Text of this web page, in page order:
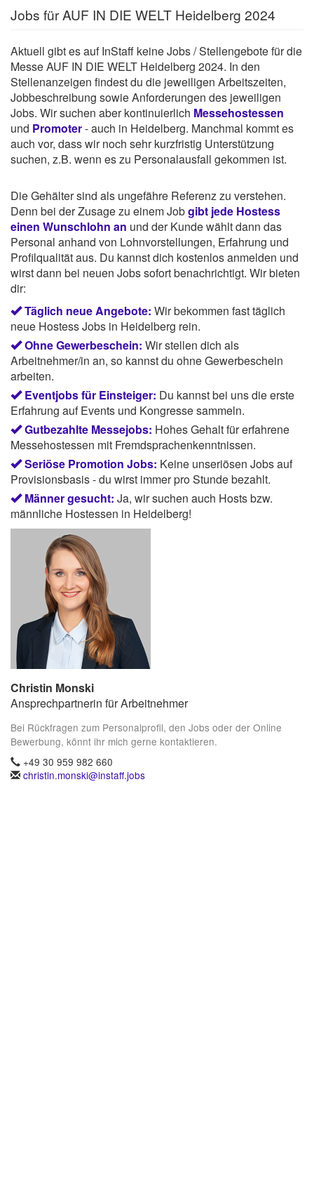
Jobs für AUF IN DIE WELT Heidelberg 2024
Aktuell gibt es auf InStaff keine Jobs / Stellengebote für die
Messe AUF IN DIE WELT Heidelberg 2024. In den
Stellenanzeigen findest du die jeweiligen Arbeitszeiten,
Jobbeschreibung sowie Anforderungen des jeweiligen
Jobs. Wir suchen aber kontinuierlich Messehostessen
und Promoter- auch in Heidelberg. Manchmal kommt es
auch vor, dass wir noch sehr kurzfristig Unterstützung
suchen, z.B. wenn es zu Personalausfall gekommen ist.
Die Gehälter sind als ungefähre Referenz zu verstehen.
Denn bei der Zusage zu einem Jobgibt jede Hostess
einen Wunschlohn an und der Kunde wählt dann das
Personal anhand von Lohnvorstellungen, Erfahrung und
Profilqualität aus. Du kannst dich kostenlos anmelden und
wirst dann bei neuen Jobs sofort benachrichtigt. Wir bieten
dir:
Täglich neue Angebote: Wir bekommen fast täglich
neue Hostess Jobs in Heidelberg rein.
Ohne Gewerbeschein: Wir stellen dich als
Arbeitnehmer/in an, so kannst du ohne Gewerbeschein
arbeiten.
Eventjobs für Einsteiger: Du kannst bei uns die erste
Erfahrung auf Events und Kongresse sammeln.
Gutbezahlte Messejobs: Hohes Gehalt für erfahrene
Messehostessen mit Fremdsprachenkenntnissen.
Seriöse Promotion Jobs: Keine unseriösen Jobs auf
Provisionsbasis - du wirst immer pro Stunde bezahlt.
Männer gesucht: Ja, wir suchen auch Hosts bzw.
männliche Hostessen in Heidelberg!
Christin Monski
Ansprechpartnerin für Arbeitnehmer
Bei Rückfragen zum Personalprofil, den Jobs oder der Online
Bewerbung, könnt ihr mich gerne kontaktieren.
+49 30 959 982 660
christin.monski@instaff.jobs